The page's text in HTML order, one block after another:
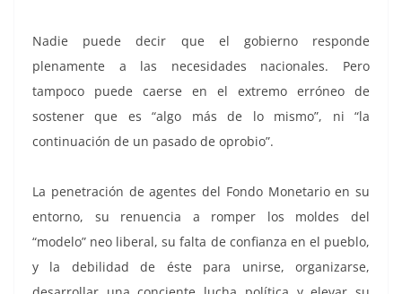
Nadie puede decir que el gobierno responde
plenamente a las necesidades nacionales. Pero
tampoco puede caerse en el extremo erróneo de
sostener que es “algo más de lo mismo”, ni “la
continuación de un pasado de oprobio”.
La penetración de agentes del Fondo Monetario en su
entorno, su renuencia a romper los moldes del
“modelo” neo liberal, su falta de confianza en el pueblo,
y la debilidad de éste para unirse, organizarse,